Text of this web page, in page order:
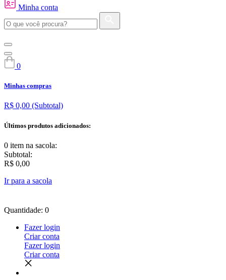
Minha conta
0
Minhas compras
R$ 0,00 (Subtotal)
Últimos produtos adicionados:
0 item na sacola:
Subtotal:
R$ 0,00
Ir para a sacola
Quantidade: 0
Fazer login
Criar conta
Fazer login
Criar conta